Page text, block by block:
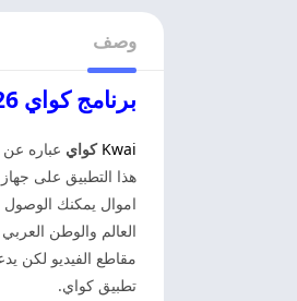
وصف
برنامج كواي 2026 Kwai اخر اصدار كواي
Kwai كواي عباره عن
هذا التطبيق على
اموال يمكنك الوصول
العالم والوطن
مقاطع الفيديو لكن
تطبيق كواي.